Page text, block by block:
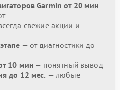
Garmin от 20 мин
свежие акции и
— от диагностики до
10 мин — понятный вывод
до 12 мес. — любые